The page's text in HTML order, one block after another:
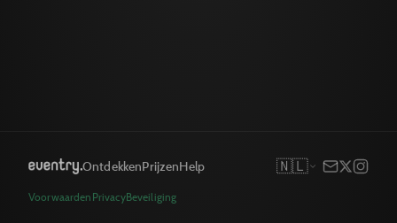
OntdekkenPrijzenHelp 🇳🇱
Voorwaarden PrivacyBeveiliging